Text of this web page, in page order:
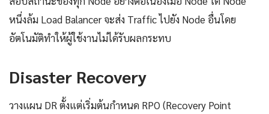
หนึ่งล้ม Load Balancer จะส่ง Traffic ไปยัง Node อื่นโดย
อัตโนมัติทำให้ผู้ใช้งานไม่ได้รับผลกระทบ
Disaster Recovery
วางแผน DR ตั้งแต่เริ่มต้นกำหนด RPO (Recovery Point